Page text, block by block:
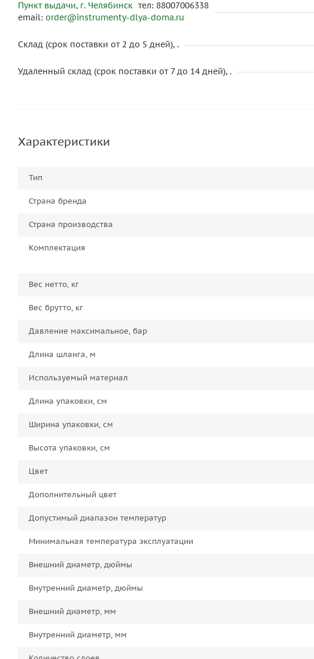
Пункт выдачи, г. Челябинск тел: 88007006338
email: order@instrumenty-dlya-doma.ru
Склад (срок поставки от 2 до 5 дней), .
Удаленный склад (срок поставки от 7 до 14 дней), .
Характеристики
Тип
Страна бренда
Страна производства
Комплектация
Вес нетто, кг
Вес брутто, кг
Давление максимальное, бар
Длина шланга, м
Используемый материал
Длина упаковки, см
Ширина упаковки, см
Высота упаковки, см
Цвет
Дополнительный цвет
Допустимый диапазон температур
Минимальная температура эксплуатации
Внешний диаметр, дюймы
Внутренний диаметр, дюймы
Внешний диаметр, мм
Внутренний диаметр, мм